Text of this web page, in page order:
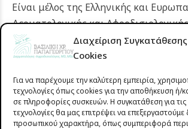
Διαχείριση Συγκατάθεσης
Cookies
Για να παρέχουμε την καλύτερη εμπειρία,
τεχνολογίες όπως cookies για την αποθήκευση ή/
σε πληροφορίες συσκευών. Η συγκατάθεση για τις
τεχνολογίες θα μας επιτρέψει να
προσωπικού χαρακτήρα, όπως συμπεριφορά
Είναι μέλος της Ελληνικής και
Δερματολογικής και
(EADV
), καθώς και της Ευρωπαϊκής
(ENS), ενώ παραμένει σταθερά
πρόληψη και στην παροχή
φροντίδας, με σεβασμό στις ανάγκες